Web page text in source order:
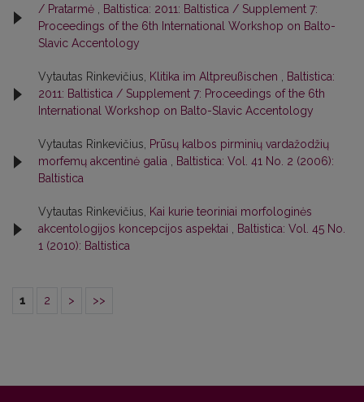
/ Pratarmė , Baltistica: 2011: Baltistica / Supplement 7:
Proceedings of the 6th International Workshop on Balto-
Slavic Accentology
Vytautas Rinkevičius, Klitika im Altpreußischen , Baltistica:
2011: Baltistica / Supplement 7: Proceedings of the 6th
International Workshop on Balto-Slavic Accentology
Vytautas Rinkevičius, Prūsų kalbos pirminių vardažodžių
morfemų akcentinė galia , Baltistica: Vol. 41 No. 2 (2006):
Baltistica
Vytautas Rinkevičius, Kai kurie teoriniai morfologinės
akcentologijos koncepcijos aspektai , Baltistica: Vol. 45 No.
1 (2010): Baltistica
1 2 > >>